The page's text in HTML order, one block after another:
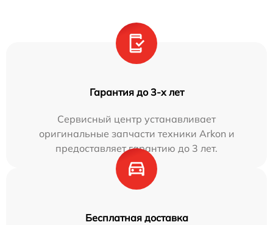
Гарантия до 3-х лет
Сервисный центр устанавливает
оригинальные запчасти техники Arkon и
предоставляет гарантию до 3 лет.
Бесплатная доставка